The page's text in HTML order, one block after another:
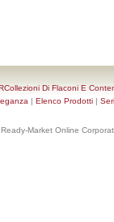
Di Flaconi E
| Elenco Prodotti|
Market Online